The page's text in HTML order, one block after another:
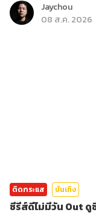
Jaychou
08 ส.ค. 2026
ติดกระแส บันเทิง
ซีรีส์ดีไม่มีวัน Out ดู